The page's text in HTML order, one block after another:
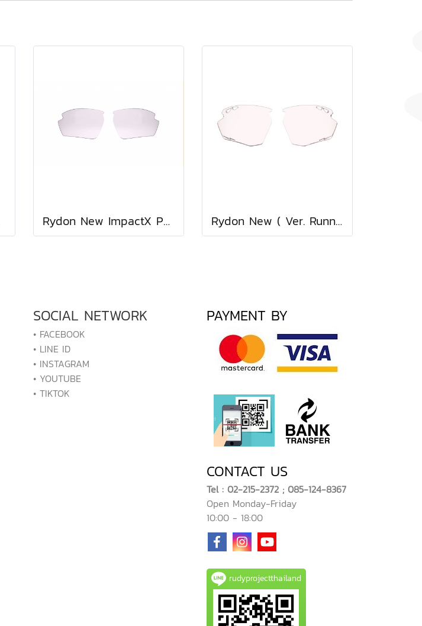
Rydon New ImpactX Photochromic 2 Laser Purple Lens Rydon New ( Ver. Running ) Impactx Photochromic 2 Red Lens
SOCIAL NETWORK
• FACEBOOK
• LINE ID
• INSTAGRAM
• YOUTUBE
• TIKTOK
PAYMENT BY
CONTACT US
Tel : 02-215-2372 ; 085-124-8367
Open Monday-Friday
10:00 - 18:00
rudyprojectthailand